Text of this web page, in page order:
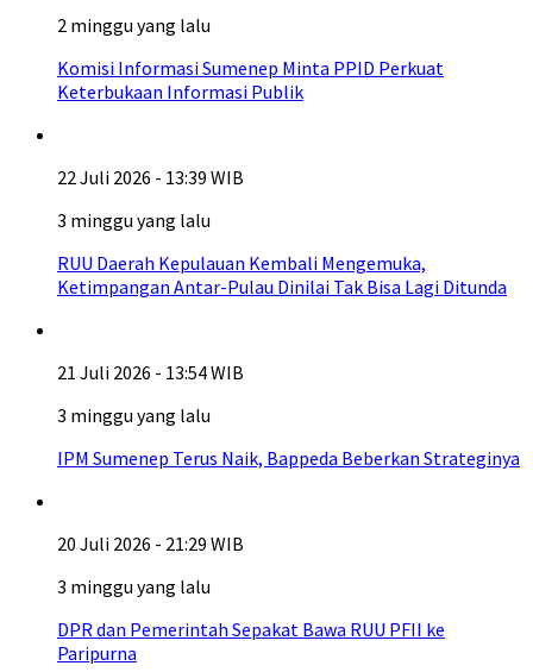
2 minggu yang lalu
Komisi Informasi Sumenep Minta PPID Perkuat
Keterbukaan Informasi Publik
22 Juli 2026 - 13:39 WIB
3 minggu yang lalu
RUU Daerah Kepulauan Kembali Mengemuka,
Ketimpangan Antar-Pulau Dinilai Tak Bisa Lagi Ditunda
21 Juli 2026 - 13:54 WIB
3 minggu yang lalu
IPM Sumenep Terus Naik, Bappeda Beberkan Strateginya
20 Juli 2026 - 21:29 WIB
3 minggu yang lalu
DPR dan Pemerintah Sepakat Bawa RUU PFII ke
Paripurna